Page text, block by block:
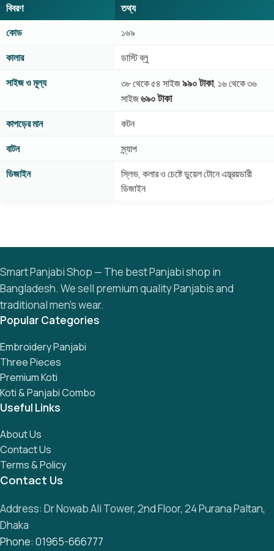
বিবরণ
তথ্য
কোড
১৬৯
কালার
ডাস্টি ব্লু
সাইজ ও মূল্য
৩৮ থেকে ৫৪ সাইজ৯৯০ টাকা, ১৬ থেকে ৩৬
সাইজ৬৯০ টাকা
কাপড়ের মান
কটন
বাটন
স্ন্যাপ
ডিজাইন
স্লিভ, কলার ও চেষ্টে ডুয়েল টোনে এম্ব্রয়ডারী
ডিজাইন
Smart Panjabi Shop — The best Panjabi shop in
Bangladesh. We sell premium quality Panjabis and
traditional men’s wear.
Popular Categories
Embroidery Panjabi
Three Pieces
Premium Koti
Koti & Panjabi Combo
Useful Links
About Us
Contact Us
Terms & Policy
Contact Us
Address: Dr Nowab Ali Tower, 2nd Floor, 24 Purana Paltan,
Dhaka
Phone: 01965-666777